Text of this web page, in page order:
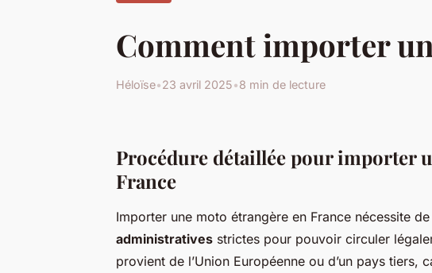
Comment importer
Héloïse•23 avril 2025•8 min de lecture
Procédure détaillée pour importer
France
Importer une moto étrangère en France nécessite
administratives strictes pour pouvoir circuler
provient de l’Union Européenne ou d’un pays